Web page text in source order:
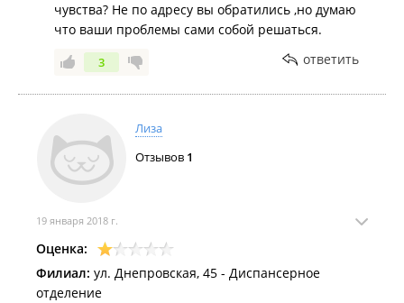
чувства? Не по адресу вы обратились ,но думаю
что ваши проблемы сами собой решаться.
3 ответить
Лиза
Отзывов 1
19 января 2018 г.
Оценка:
Филиал: ул. Днепровская, 45 - Диспансерное
отделение